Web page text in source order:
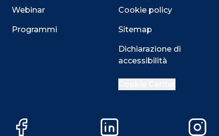
Webinar
Programmi
Cookie policy
Sitemap
Dichiarazione di
accessibilità
Facebook LinkedIn
Su questo sito web utilizziamo cookie tecnici necessari